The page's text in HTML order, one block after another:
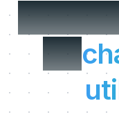
Le
de